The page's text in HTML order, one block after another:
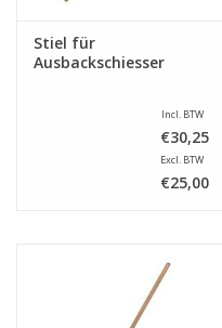
Stiel für
Ausbackschiesser
Incl. BTW
€30,25
Excl. BTW
€25,00